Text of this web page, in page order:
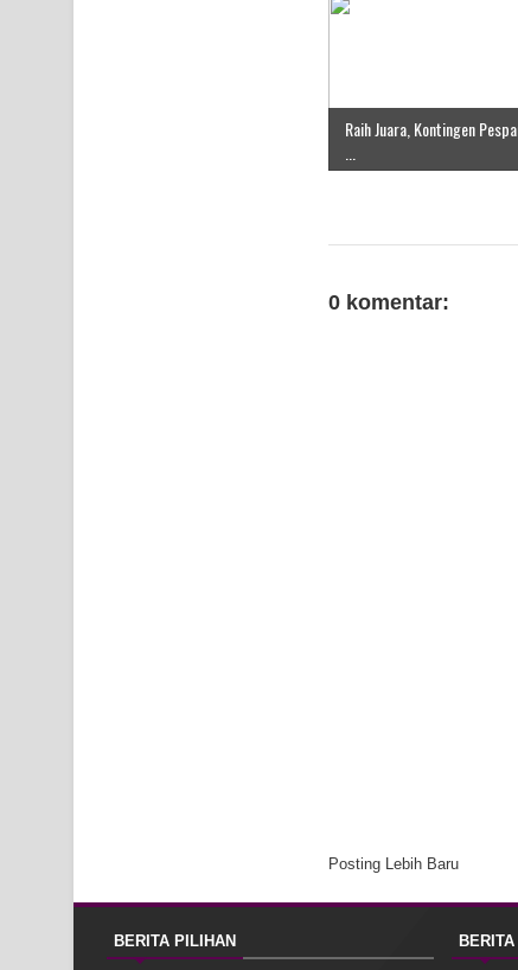
Raih Juara, Kontingen
0 komentar:
Posting Lebih Baru
BERITA PILIHAN